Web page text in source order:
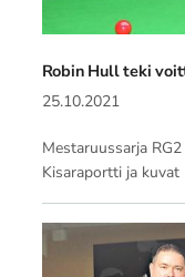
Robin Hull teki
25.10.2021
Mestaruussarja
Kisaraportti ja kuvat